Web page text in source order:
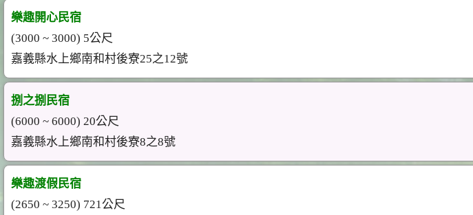
樂趣開心民宿
(3000 ~ 3000) 5公尺
嘉義縣水上鄉南和村後寮25之12號
捌之捌民宿
(6000 ~ 6000) 20公尺
嘉義縣水上鄉南和村後寮8之8號
樂趣渡假民宿
(2650 ~ 3250) 721公尺